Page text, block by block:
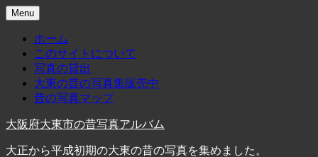
Skip
to
content
Menu
ホーム
このサイトについて
写真の貸出
大東の昔の写真集販売中
昔の写真マップ
大阪府大東市の昔写真アルバム
大正から平成初期の大東の昔の写真を集めました。